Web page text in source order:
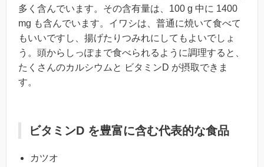
多く含んでいます。その含有量は、100 g 中に 1400
mg も含んでいます。イワシは、普通に焼いて食べて
もいいですし、揚げたりつみれにしてもよいでしょ
う。頭からしっぽまで食べられるように調理すると、
たくさんのカルシウムと ビタミンD が摂取できま
す。
ビタミンD を豊富に含む代表的な食品
カツオ